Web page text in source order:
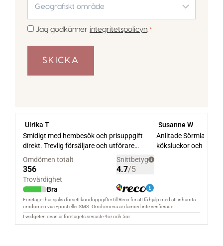
område
*
Samtycke
Jag godkänner integritetspolicyn *